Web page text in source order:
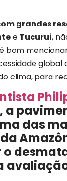
grandes
e Tucuruí,
bom
global
clima, para
, a
das